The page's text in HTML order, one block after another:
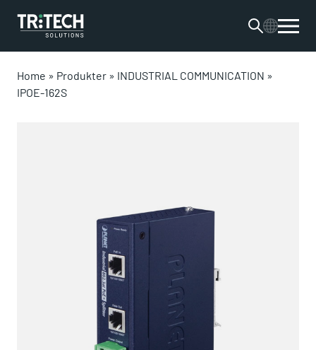
Home » Produkter » INDUSTRIAL COMMUNICATION »
IPOE-162S